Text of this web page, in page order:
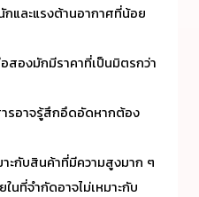
กและแรงต้านอากาศที่น้อย
สองมักมีราคาที่เป็นมิตรกว่า
รอาจรู้สึกอึดอัดหากต้อง
าะกับสินค้าที่มีความสูงมาก ๆ
นที่จำกัดอาจไม่เหมาะกับ